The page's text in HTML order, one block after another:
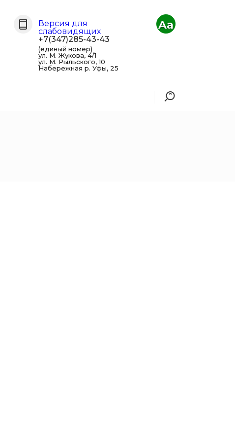
Версия для
слабовидящих
+7(347)285-43-43
(единый номер)
ул. М. Жукова, 4/1
ул. М. Рыльского, 10
Набережная р. Уфы, 25
Aa